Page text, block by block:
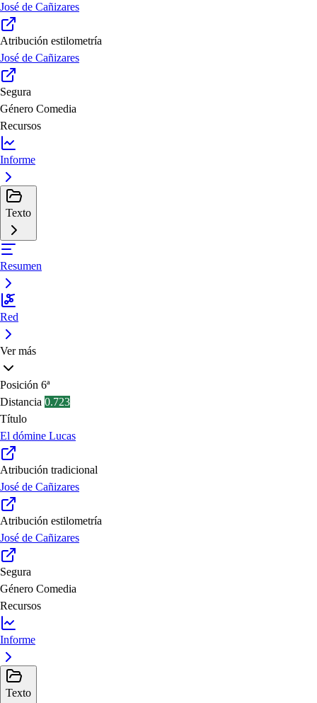
José de Cañizares
Atribución estilometría
José de Cañizares
Segura
Género Comedia
Recursos
Informe
Texto
Resumen
Red
Ver más
Posición 6ª
Distancia 0.723
Título
El dómine Lucas
Atribución tradicional
José de Cañizares
Atribución estilometría
José de Cañizares
Segura
Género Comedia
Recursos
Informe
Texto